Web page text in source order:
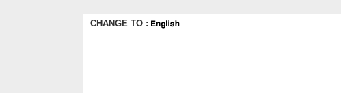
CHANGE TO :